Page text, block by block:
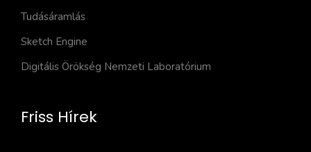
Tudásáramlás
Sketch Engine
Digitális Örökség Nemzeti Laboratórium
Friss Hírek